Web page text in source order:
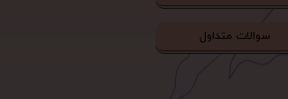
سوالات متداول